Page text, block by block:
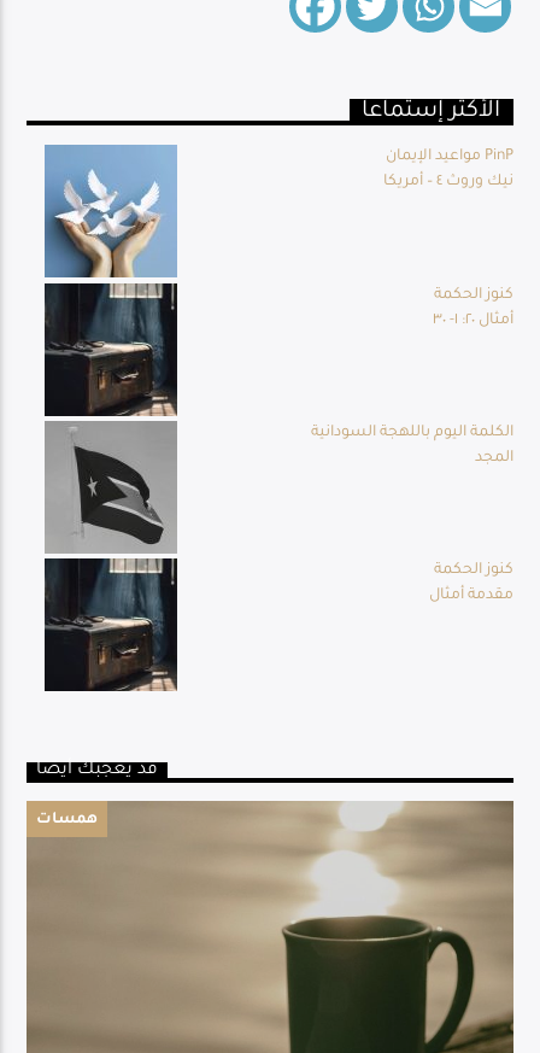
الأكثر إستماعا
مواعيد الإيمان PinP
نيك وروث ٤ – أمريكا
كنوز الحكمة
أمثال ٢٠: ١- ٣٠
الكلمة اليوم باللهجة السودانية
المجد
كنوز الحكمة
مقدمة أمثال
قد يعجبك أيضا
همسات